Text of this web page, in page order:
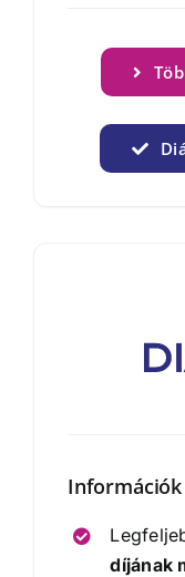
Információk
díjának